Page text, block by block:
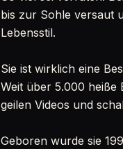
bis zur Sohle versaut
Lebensstil.
Sie ist wirklich eine
Weit über 5.000 heiße
geilen Videos und
Geboren wurde sie